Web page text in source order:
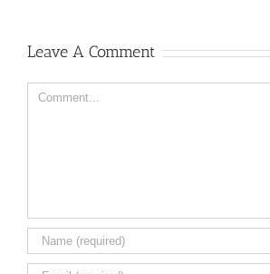
Leave A Comment
Comment